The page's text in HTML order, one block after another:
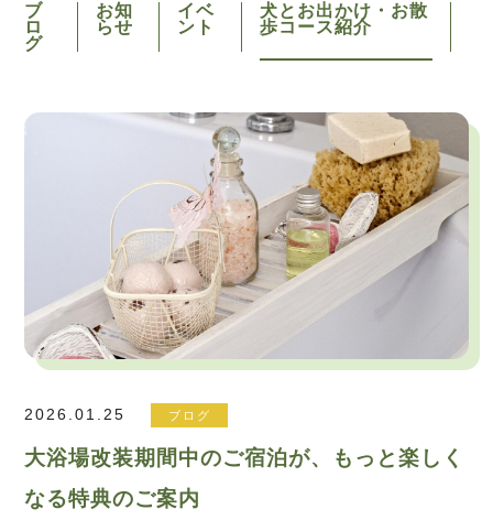
ブ
ロ
グ
お知
らせ
イベ
ント
犬とお出かけ・お散
歩コース紹介
2026.01.25 ブログ
大浴場改装期間中のご宿泊が、もっと楽しく
なる特典のご案内